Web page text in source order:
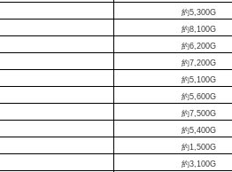
約5,300G
約8,100G
約6,200G
約7,200G
約5,100G
約5,600G
約7,500G
約5,400G
約1,500G
約3,100G